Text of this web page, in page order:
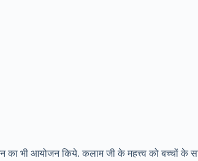
का भी आयोजन किये. कलाम जी के महत्त्व को